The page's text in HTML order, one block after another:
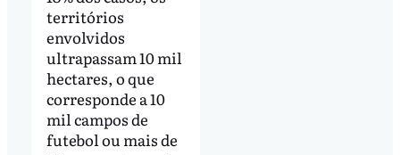
territórios
envolvidos
ultrapassam 10 mil
hectares, o que
corresponde a 10
mil campos de
futebol ou mais de